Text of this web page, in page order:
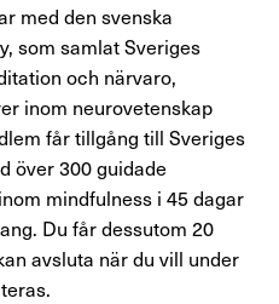
kostar medlemskapet?
Så byter du fackförbund
Inkomstförsäkring
rådgivning och rättshjälp
medlemsförmåner
med den svenska
som samlat Sveriges
och närvaro,
inom neurovetenskap
får tillgång till Sveriges
över 300 guidade
mindfulness i 45 dagar
Du får dessutom 20
avsluta när du vill under